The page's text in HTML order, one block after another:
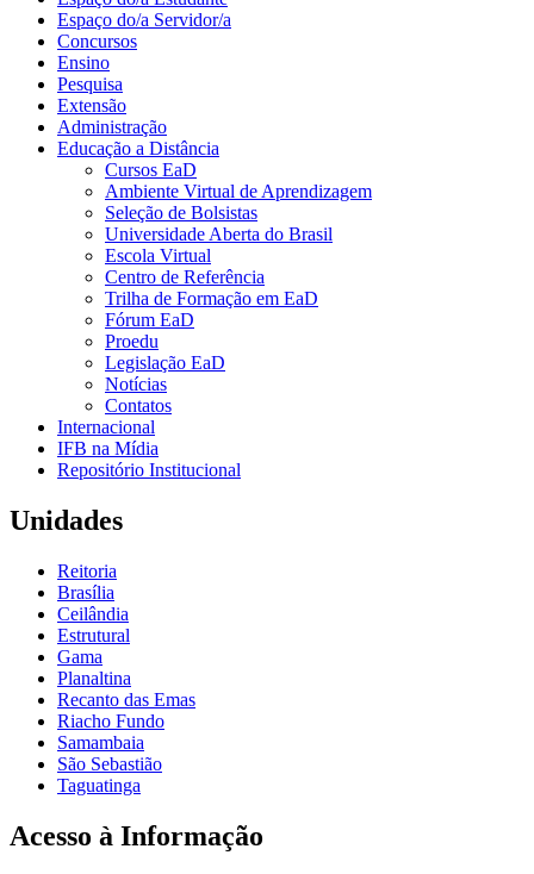
Espaço do/a Servidor/a
Concursos
Ensino
Pesquisa
Extensão
Administração
Educação a Distância
Cursos EaD
Ambiente Virtual de Aprendizagem
Seleção de Bolsistas
Universidade Aberta do Brasil
Escola Virtual
Centro de Referência
Trilha de Formação em EaD
Fórum EaD
Proedu
Legislação EaD
Notícias
Contatos
Internacional
IFB na Mídia
Repositório Institucional
Unidades
Reitoria
Brasília
Ceilândia
Estrutural
Gama
Planaltina
Recanto das Emas
Riacho Fundo
Samambaia
São Sebastião
Taguatinga
Acesso à Informação